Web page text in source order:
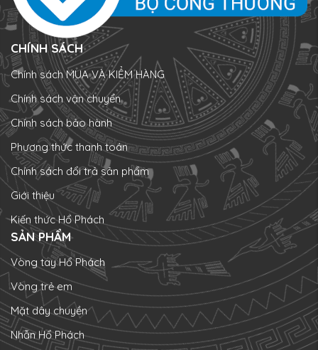
CHÍNH SÁCH
Chính sách MUA VÀ KIỂM HÀNG
Chính sách vận chuyển
Chính sách bảo hành
Phương thức thanh toán
Chính sách đổi trả sản phẩm
Giới thiệu
Kiến thức Hổ Phách
SẢN PHẨM
Vòng tay Hổ Phách
Vòng trẻ em
Mặt dây chuyền
Nhẫn Hổ Phách